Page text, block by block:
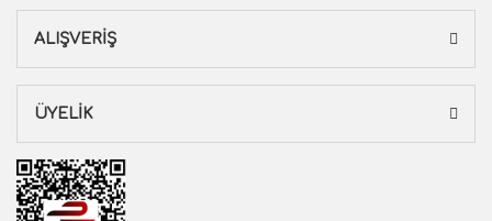
ALIŞVERİŞ
ÜYELİK